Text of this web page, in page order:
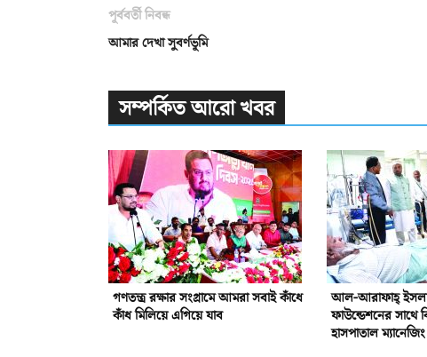
পূর্ববর্তী নিবন্ধ
আমার দেখা সুবর্ণভূমি
সম্পর্কিত আরো খবর
গণতন্ত্র রক্ষার সংগ্রামে আমরা সবাই কাঁধে
কাঁধ মিলিয়ে এগিয়ে যাব
আল-আরাফাহ্‌
ফাউন্ডেশনের সাথে
হাসপাতাল